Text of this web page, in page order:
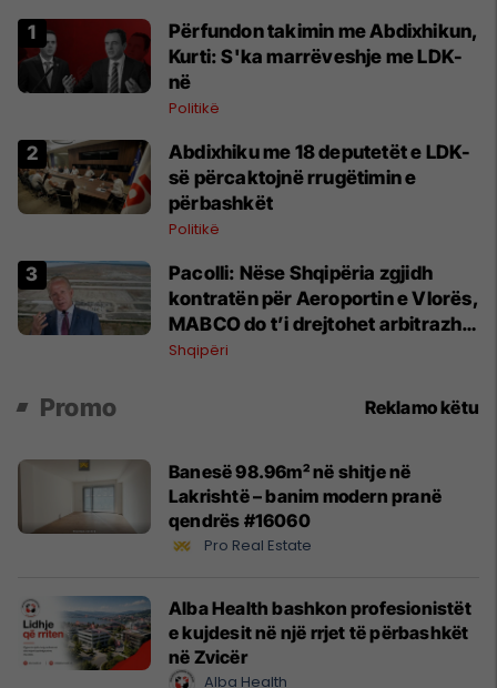
Përfundon takimin me Abdixhikun,
Kurti: S'ka marrëveshje me LDK-
në
Politikë
Abdixhiku me 18 deputetët e LDK-
së përcaktojnë rrugëtimin e
përbashkët
Politikë
Pacolli: Nëse Shqipëria zgjidh
kontratën për Aeroportin e Vlorës,
MABCO do t’i drejtohet arbitrazhit
ndërkombëtar
Shqipëri
Promo Reklamo këtu
Banesë 98.96m² në shitje në
Lakrishtë – banim modern pranë
qendrës #16060
Pro Real Estate
Alba Health bashkon profesionistët
e kujdesit në një rrjet të përbashkët
në Zvicër
Alba Health